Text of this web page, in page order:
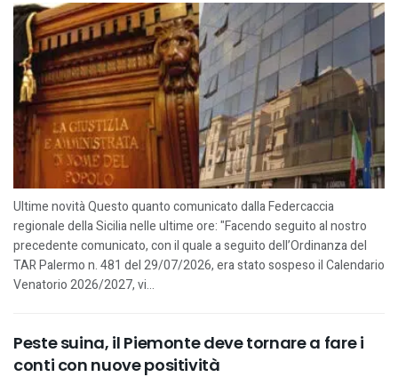
Ultime novità Questo quanto comunicato dalla Federcaccia
regionale della Sicilia nelle ultime ore: "Facendo seguito al nostro
precedente comunicato, con il quale a seguito dell’Ordinanza del
TAR Palermo n. 481 del 29/07/2026, era stato sospeso il Calendario
Venatorio 2026/2027, vi...
Peste suina, il Piemonte deve tornare a fare i
conti con nuove positività